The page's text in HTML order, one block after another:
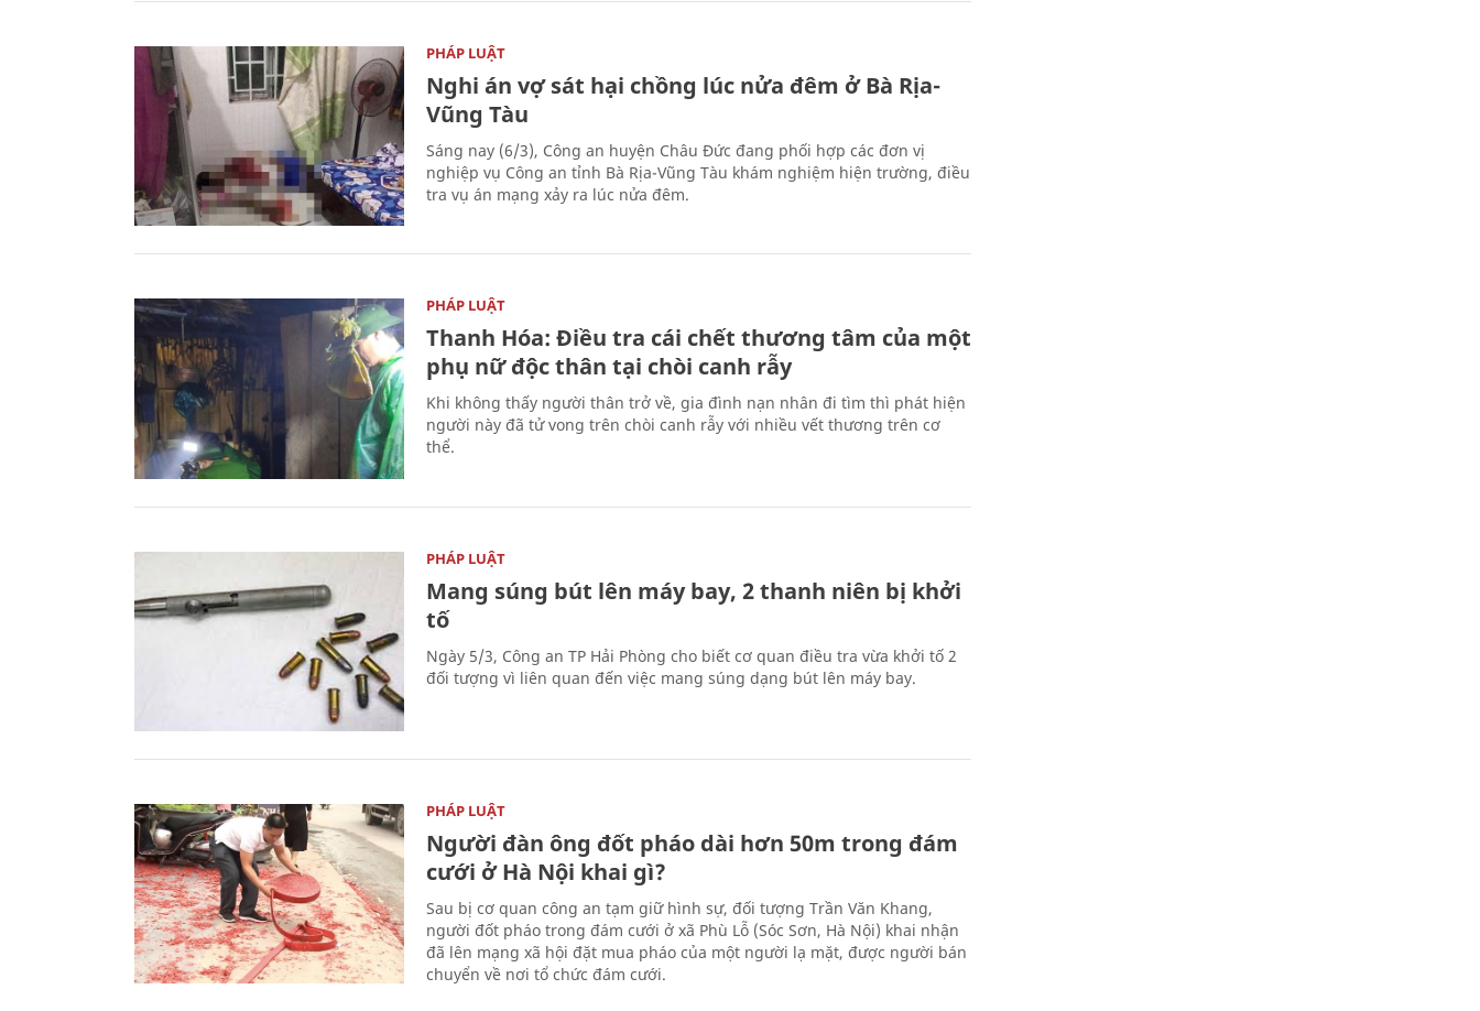
PHÁP LUẬT
Nghi án vợ sát hại chồng lúc nửa đêm ở Bà Rịa-
Vũng Tàu
Sáng nay (6/3), Công an huyện Châu Đức đang phối hợp các đơn vị
nghiệp vụ Công an tỉnh Bà Rịa-Vũng Tàu khám nghiệm hiện trường, điều
tra vụ án mạng xảy ra lúc nửa đêm.
PHÁP LUẬT
Thanh Hóa: Điều tra cái chết thương tâm của một
phụ nữ độc thân tại chòi canh rẫy
Khi không thấy người thân trở về, gia đình nạn nhân đi tìm thì phát hiện
người này đã tử vong trên chòi canh rẫy với nhiều vết thương trên cơ
thể.
PHÁP LUẬT
Mang súng bút lên máy bay, 2 thanh niên bị khởi
tố
Ngày 5/3, Công an TP Hải Phòng cho biết cơ quan điều tra vừa khởi tố 2
đối tượng vì liên quan đến việc mang súng dạng bút lên máy bay.
PHÁP LUẬT
Người đàn ông đốt pháo dài hơn 50m trong đám
cưới ở Hà Nội khai gì?
Sau bị cơ quan công an tạm giữ hình sự, đối tượng Trần Văn Khang,
người đốt pháo trong đám cưới ở xã Phù Lỗ (Sóc Sơn, Hà Nội) khai nhận
đã lên mạng xã hội đặt mua pháo của một người lạ mặt, được người bán
chuyển về nơi tổ chức đám cưới.